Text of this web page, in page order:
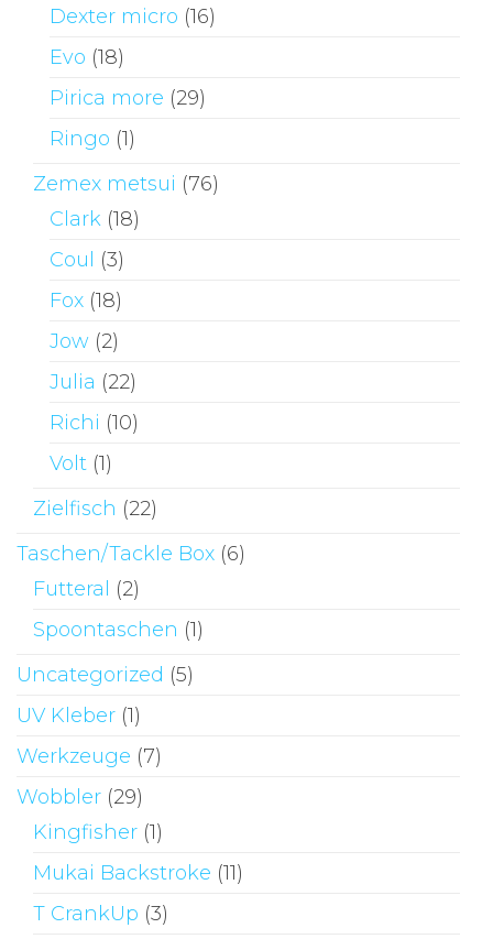
Dexter micro (16)
Evo (18)
Pirica more (29)
Ringo (1)
Zemex metsui (76)
Clark (18)
Coul
(3)
Fox (18)
Jow (2)
Julia (22)
Richi (10)
Volt (1)
Zielfisch (22)
Taschen/Tackle Box (6)
Futteral
(2)
Spoontaschen (1)
Uncategorized (5)
UV Kleber (1)
Werkzeuge (7)
Wobbler (29)
Kingfisher (1)
Mukai Backstroke (11)
T CrankUp (3)